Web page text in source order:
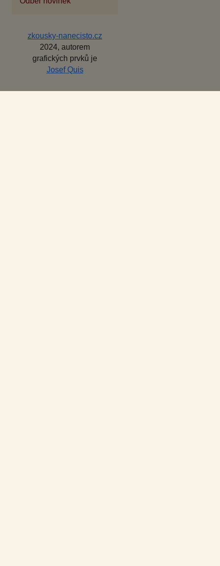
zkousky-nanecisto.cz
2024, autorem
grafických prvků je
Josef Quis